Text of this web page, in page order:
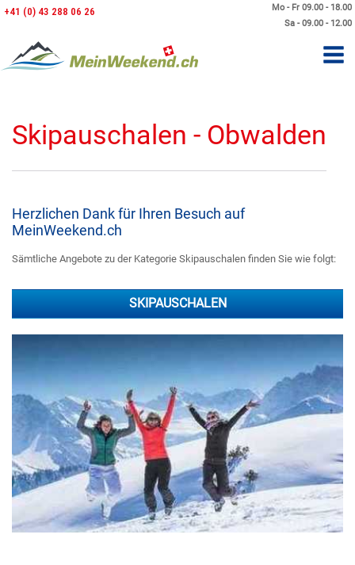
Mo - Fr 09.00 - 18.00
Sa - 09.00 - 12.00
+41 (0) 43 288 06 26
Skipauschalen - Obwalden
Herzlichen Dank für Ihren Besuch auf
MeinWeekend.ch
Sämtliche Angebote zu der Kategorie Skipauschalen finden Sie wie folgt:
SKIPAUSCHALEN